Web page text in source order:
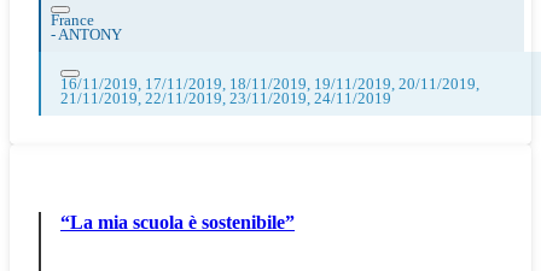
France
-ANTONY
16/11/2019, 17/11/2019, 18/11/2019, 19/11/2019, 20/11/2019,
21/11/2019, 22/11/2019, 23/11/2019, 24/11/2019
“La mia scuola è sostenibile”